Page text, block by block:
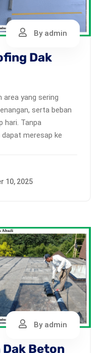
By admin
Dak
area yang sering
serta beban
hari. Tanpa
meresap ke
10, 2025
By admin
Beton